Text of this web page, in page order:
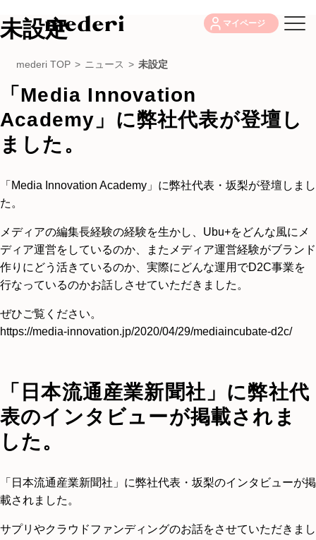
マイページ
mederi TOP > ニュース > 未設定
未設定
「Media Innovation
Academy」に弊社代表が登壇し
ました。
「Media Innovation Academy」に弊社代表・坂梨が登壇しまし
た。
メディアの編集長経験の経験を生かし、Ubu+をどんな風にメ
ディア運営をしているのか、またメディア運営経験がブランド
作りにどう活きているのか、実際にどんな運用でD2C事業を
行なっているのかお話しさせていただきました。
ぜひご覧ください。
https://media-innovation.jp/2020/04/29/mediaincubate-d2c/
「日本流通産業新聞社」に弊社代
表のインタビューが掲載されま
した。
「日本流通産業新聞社」に弊社代表・坂梨のインタビューが掲
載されました。
サプリやクラウドファンディングのお話をさせていただきまし